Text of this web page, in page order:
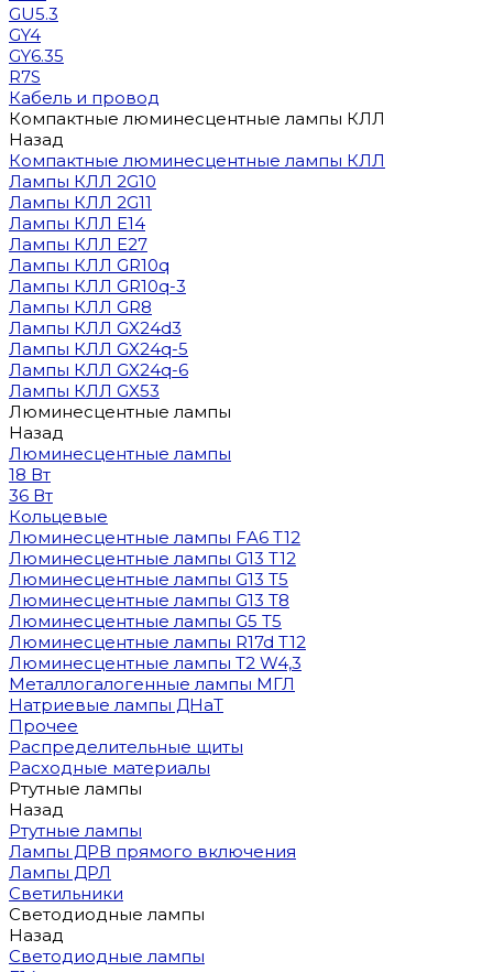
GU5.3
GY4
GY6.35
R7S
Кабель и провод
Компактные люминесцентные лампы КЛЛ
Назад
Компактные люминесцентные лампы КЛЛ
Лампы КЛЛ 2G10
Лампы КЛЛ 2G11
Лампы КЛЛ E14
Лампы КЛЛ E27
Лампы КЛЛ GR10q
Лампы КЛЛ GR10q-3
Лампы КЛЛ GR8
Лампы КЛЛ GX24d3
Лампы КЛЛ GX24q-5
Лампы КЛЛ GX24q-6
Лампы КЛЛ GX53
Люминесцентные лампы
Назад
Люминесцентные лампы
18 Вт
36 Вт
Кольцевые
Люминесцентные лампы FA6 T12
Люминесцентные лампы G13 T12
Люминесцентные лампы G13 T5
Люминесцентные лампы G13 T8
Люминесцентные лампы G5 T5
Люминесцентные лампы R17d T12
Люминесцентные лампы T2 W4,3
Металлогалогенные лампы МГЛ
Натриевые лампы ДНаТ
Прочее
Распределительные щиты
Расходные материалы
Ртутные лампы
Назад
Ртутные лампы
Лампы ДРВ прямого включения
Лампы ДРЛ
Светильники
Светодиодные лампы
Назад
Светодиодные лампы